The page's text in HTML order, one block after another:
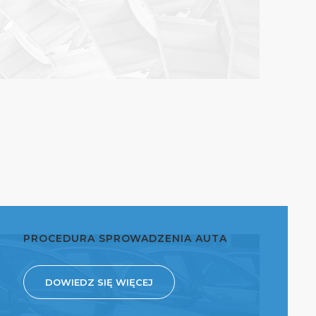
PROCEDURA SPROWADZENIA AUTA
DOWIEDZ SIĘ WIĘCEJ